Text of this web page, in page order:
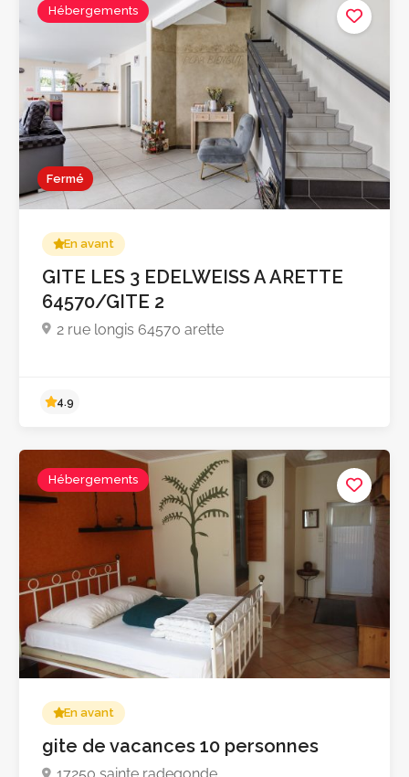
Fermé
Hébergements
En avant
GITE LES 3 EDELWEISS A ARETTE
64570/GITE 2
2 rue longis 64570 arette
Hébergements
En avant
gite de vacances 10 personnes